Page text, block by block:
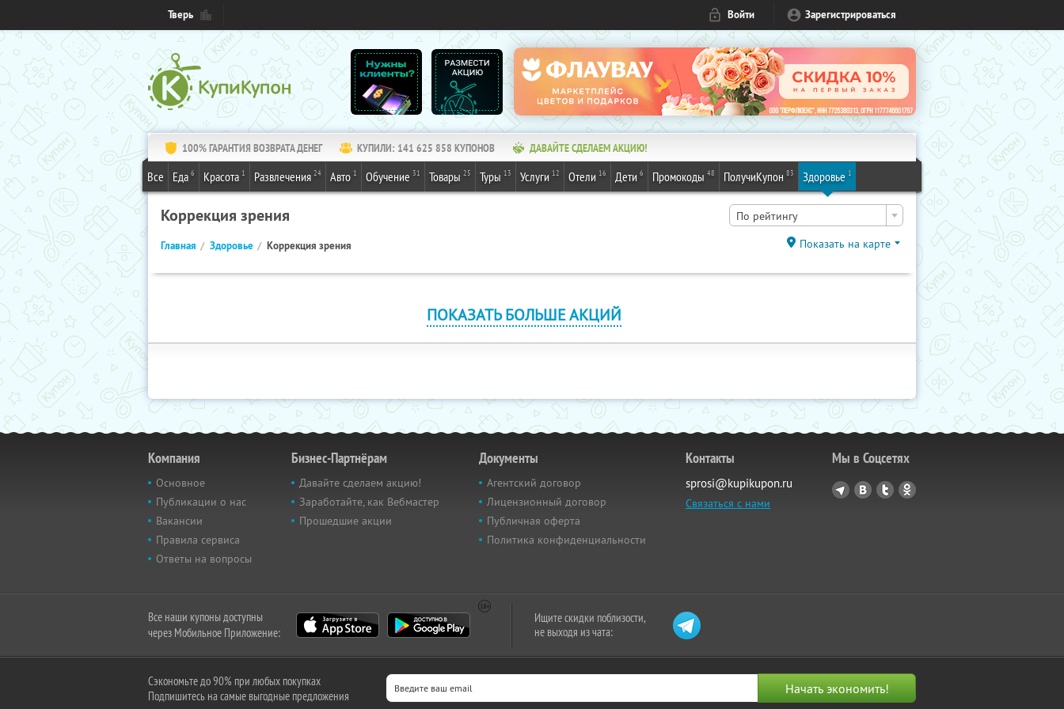
Тверь Войти Зарегистрироваться
100% ГАРАНТИЯ ВОЗВРАТА ДЕНЕГ КУПИЛИ: 141 625 858 КУПОНОВ ДАВАЙТЕ СДЕЛАЕМ АКЦИЮ!
Все Еда 6 Красота 1 Развлечения 24 Авто 1 Обучение 31 Товары 25 Туры 13 Услуги 12 Отели 16 Дети 6 Промокоды 48 ПолучиКупон 83 Здоровье 1
Коррекция зрения По рейтингу
Главная Здоровье Коррекция зрения Показать на карте
ПОКАЗАТЬ БОЛЬШЕ АКЦИЙ
Компания
Основное
Публикации о нас
Вакансии
Правила сервиса
Ответы на вопросы
Бизнес-Партнёрам
Давайте сделаем акцию!
Заработайте, как Вебмастер
Прошедшие акции
Документы
Агентский договор
Лицензионный договор
Публичная оферта
Политика конфиденциальности
Контакты
sprosi@kupikupon.ru
Связаться с нами
Мы в Соцсетях
Все наши купоны доступны
через Мобильное Приложение:
Ищите скидки поблизости,
не выходя из чата:
Сэкономьте до 90% при любых покупках
Подпишитесь на самые выгодные предложения